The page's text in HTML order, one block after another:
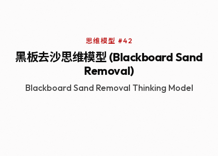
思维模型 #42
黑板去沙思维模型 (Blackboard Sand
Removal)
Blackboard Sand Removal Thinking Model